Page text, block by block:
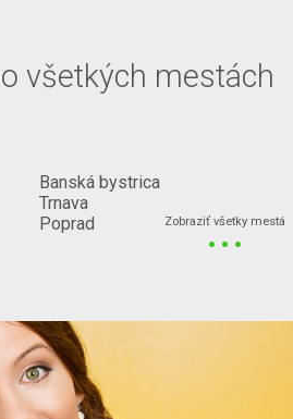
všetkých mestách
Banská bystrica
Trnava
Poprad
Zobraziť všetky mestá
...